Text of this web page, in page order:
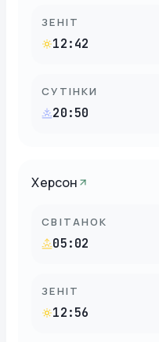
ЗЕНІТ
12:42
СУТІНКИ
20:50
Херсон
СВІТАНОК
05:02
ЗЕНІТ
12:56